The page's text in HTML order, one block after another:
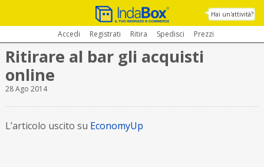
Hai un'attività?
Accedi Registrati Ritira Spedisci Prezzi
Ritirare al bar gli acquisti
online
28 Ago 2014
L’articolo uscito su EconomyUp